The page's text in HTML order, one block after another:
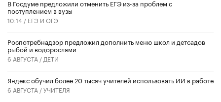
В Госдуме предложили отменить ЕГЭ из-за проблем с
поступлением в вузы
10:14 / ЕГЭ И ОГЭ
Роспотребнадзор предложил дополнить меню школ и детсадов
рыбой и водорослями
6 АВГУСТА / ДЕТИ
​Яндекс обучил более 20 тысяч учителей использовать ИИ в работе
6 АВГУСТА /УЧИТЕЛЯ